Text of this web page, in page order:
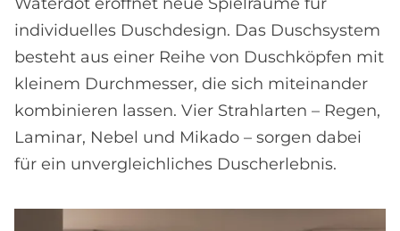
individuelles Duschdesign. Das Duschsystem
besteht aus einer Reihe von Duschköpfen mit
kleinem Durchmesser, die sich miteinander
kombinieren lassen. Vier Strahlarten – Regen,
Laminar, Nebel und Mikado – sorgen dabei
für ein unvergleichliches Duscherlebnis.